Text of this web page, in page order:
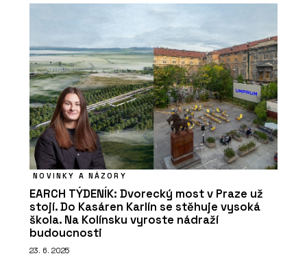
NOVINKY A NÁZORY
EARCH TÝDENÍK: Dvorecký most v Praze už
stojí. Do Kasáren Karlín se stěhuje vysoká
škola. Na Kolínsku vyroste nádraží
budoucnosti
23. 6. 2025